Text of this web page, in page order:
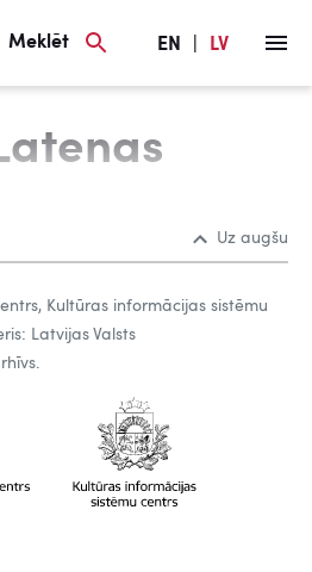
Meklēt EN LV
Uz augšu
Kultūras informācijas sistēmu
Latvijas Valsts